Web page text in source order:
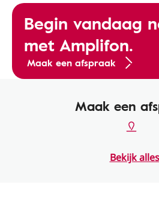
Begin vandaag
met Amplifon.
Maak een afspraak
Maak een
Bekijk alles